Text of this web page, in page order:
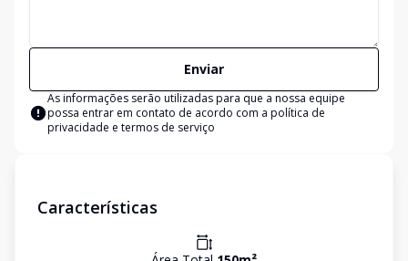
Enviar
As informações serão utilizadas para que a nossa equipe
possa entrar em contato de acordo com a política de
privacidade e termos de serviço
Características